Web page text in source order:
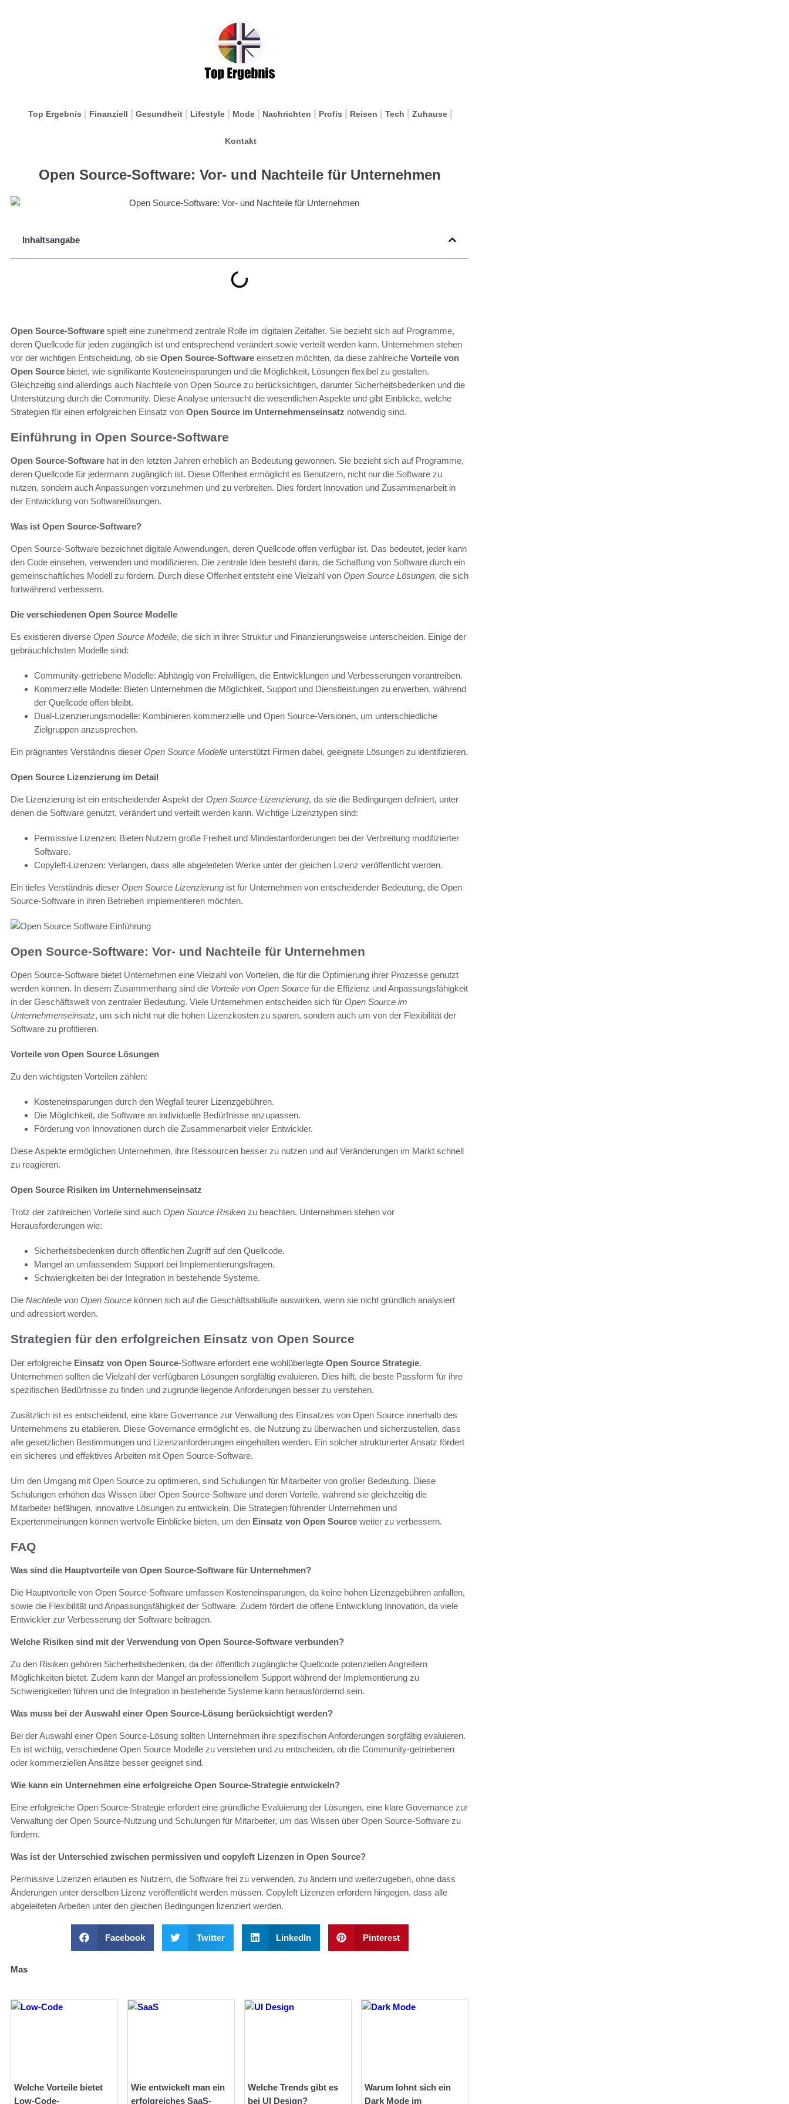
Top Ergebnis Finanziell Gesundheit Lifestyle Mode Nachrichten Profis Reisen Tech Zuhause
Kontakt
Open Source-Software: Vor- und Nachteile für Unternehmen
Inhaltsangabe
Open Source-Software spielt eine zunehmend zentrale Rolle im digitalen Zeitalter. Sie bezieht sich auf Programme,
deren Quellcode für jeden zugänglich ist und entsprechend verändert sowie verteilt werden kann. Unternehmen stehen
vor der wichtigen Entscheidung, ob sie Open Source-Software einsetzen möchten, da diese zahlreiche Vorteile von
Open Source bietet, wie signifikante Kosteneinsparungen und die Möglichkeit, Lösungen flexibel zu gestalten.
Gleichzeitig sind allerdings auch Nachteile von Open Source zu berücksichtigen, darunter Sicherheitsbedenken und die
Unterstützung durch die Community. Diese Analyse untersucht die wesentlichen Aspekte und gibt Einblicke, welche
Strategien für einen erfolgreichen Einsatz von Open Source im Unternehmenseinsatz notwendig sind.
Einführung in Open Source-Software
Open Source-Software hat in den letzten Jahren erheblich an Bedeutung gewonnen. Sie bezieht sich auf Programme,
deren Quellcode für jedermann zugänglich ist. Diese Offenheit ermöglicht es Benutzern, nicht nur die Software zu
nutzen, sondern auch Anpassungen vorzunehmen und zu verbreiten. Dies fördert Innovation und Zusammenarbeit in
der Entwicklung von Softwarelösungen.
Was ist Open Source-Software?
Open Source-Software bezeichnet digitale Anwendungen, deren Quellcode offen verfügbar ist. Das bedeutet, jeder kann
den Code einsehen, verwenden und modifizieren. Die zentrale Idee besteht darin, die Schaffung von Software durch ein
gemeinschaftliches Modell zu fördern. Durch diese Offenheit entsteht eine Vielzahl von Open Source Lösungen, die sich
fortwährend verbessern.
Die verschiedenen Open Source Modelle
Es existieren diverse Open Source Modelle, die sich in ihrer Struktur und Finanzierungsweise unterscheiden. Einige der
gebräuchlichsten Modelle sind:
Community-getriebene Modelle: Abhängig von Freiwilligen, die Entwicklungen und Verbesserungen vorantreiben.
Kommerzielle Modelle: Bieten Unternehmen die Möglichkeit, Support und Dienstleistungen zu erwerben, während
der Quellcode offen bleibt.
Dual-Lizenzierungsmodelle: Kombinieren kommerzielle und Open Source-Versionen, um unterschiedliche
Zielgruppen anzusprechen.
Ein prägnantes Verständnis dieser Open Source Modelle unterstützt Firmen dabei, geeignete Lösungen zu identifizieren.
Open Source Lizenzierung im Detail
Die Lizenzierung ist ein entscheidender Aspekt der Open Source-Lizenzierung, da sie die Bedingungen definiert, unter
denen die Software genutzt, verändert und verteilt werden kann. Wichtige Lizenztypen sind:
Permissive Lizenzen: Bieten Nutzern große Freiheit und Mindestanforderungen bei der Verbreitung modifizierter
Software.
Copyleft-Lizenzen: Verlangen, dass alle abgeleiteten Werke unter der gleichen Lizenz veröffentlicht werden.
Ein tiefes Verständnis dieser Open Source Lizenzierung ist für Unternehmen von entscheidender Bedeutung, die Open
Source-Software in ihren Betrieben implementieren möchten.
Open Source-Software: Vor- und Nachteile für Unternehmen
Open Source-Software bietet Unternehmen eine Vielzahl von Vorteilen, die für die Optimierung ihrer Prozesse genutzt
werden können. In diesem Zusammenhang sind die Vorteile von Open Source für die Effizienz und Anpassungsfähigkeit
in der Geschäftswelt von zentraler Bedeutung. Viele Unternehmen entscheiden sich für Open Source im
Unternehmenseinsatz, um sich nicht nur die hohen Lizenzkosten zu sparen, sondern auch um von der Flexibilität der
Software zu profitieren.
Vorteile von Open Source Lösungen
Zu den wichtigsten Vorteilen zählen:
Kosteneinsparungen durch den Wegfall teurer Lizenzgebühren.
Die Möglichkeit, die Software an individuelle Bedürfnisse anzupassen.
Förderung von Innovationen durch die Zusammenarbeit vieler Entwickler.
Diese Aspekte ermöglichen Unternehmen, ihre Ressourcen besser zu nutzen und auf Veränderungen im Markt schnell
zu reagieren.
Open Source Risiken im Unternehmenseinsatz
Trotz der zahlreichen Vorteile sind auch Open Source Risiken zu beachten. Unternehmen stehen vor
Herausforderungen wie:
Sicherheitsbedenken durch öffentlichen Zugriff auf den Quellcode.
Mangel an umfassendem Support bei Implementierungsfragen.
Schwierigkeiten bei der Integration in bestehende Systeme.
Die Nachteile von Open Source können sich auf die Geschäftsabläufe auswirken, wenn sie nicht gründlich analysiert
und adressiert werden.
Strategien für den erfolgreichen Einsatz von Open Source
Der erfolgreiche Einsatz von Open Source-Software erfordert eine wohlüberlegte Open Source Strategie.
Unternehmen sollten die Vielzahl der verfügbaren Lösungen sorgfältig evaluieren. Dies hilft, die beste Passform für ihre
spezifischen Bedürfnisse zu finden und zugrunde liegende Anforderungen besser zu verstehen.
Zusätzlich ist es entscheidend, eine klare Governance zur Verwaltung des Einsatzes von Open Source innerhalb des
Unternehmens zu etablieren. Diese Governance ermöglicht es, die Nutzung zu überwachen und sicherzustellen, dass
alle gesetzlichen Bestimmungen und Lizenzanforderungen eingehalten werden. Ein solcher strukturierter Ansatz fördert
ein sicheres und effektives Arbeiten mit Open Source-Software.
Um den Umgang mit Open Source zu optimieren, sind Schulungen für Mitarbeiter von großer Bedeutung. Diese
Schulungen erhöhen das Wissen über Open Source-Software und deren Vorteile, während sie gleichzeitig die
Mitarbeiter befähigen, innovative Lösungen zu entwickeln. Die Strategien führender Unternehmen und
Expertenmeinungen können wertvolle Einblicke bieten, um den Einsatz von Open Source weiter zu verbessern.
FAQ
Was sind die Hauptvorteile von Open Source-Software für Unternehmen?
Die Hauptvorteile von Open Source-Software umfassen Kosteneinsparungen, da keine hohen Lizenzgebühren anfallen,
sowie die Flexibilität und Anpassungsfähigkeit der Software. Zudem fördert die offene Entwicklung Innovation, da viele
Entwickler zur Verbesserung der Software beitragen.
Welche Risiken sind mit der Verwendung von Open Source-Software verbunden?
Zu den Risiken gehören Sicherheitsbedenken, da der öffentlich zugängliche Quellcode potenziellen Angreifern
Möglichkeiten bietet. Zudem kann der Mangel an professionellem Support während der Implementierung zu
Schwierigkeiten führen und die Integration in bestehende Systeme kann herausfordernd sein.
Was muss bei der Auswahl einer Open Source-Lösung berücksichtigt werden?
Bei der Auswahl einer Open Source-Lösung sollten Unternehmen ihre spezifischen Anforderungen sorgfältig evaluieren.
Es ist wichtig, verschiedene Open Source Modelle zu verstehen und zu entscheiden, ob die Community-getriebenen
oder kommerziellen Ansätze besser geeignet sind.
Wie kann ein Unternehmen eine erfolgreiche Open Source-Strategie entwickeln?
Eine erfolgreiche Open Source-Strategie erfordert eine gründliche Evaluierung der Lösungen, eine klare Governance zur
Verwaltung der Open Source-Nutzung und Schulungen für Mitarbeiter, um das Wissen über Open Source-Software zu
fördern.
Was ist der Unterschied zwischen permissiven und copyleft Lizenzen in Open Source?
Permissive Lizenzen erlauben es Nutzern, die Software frei zu verwenden, zu ändern und weiterzugeben, ohne dass
Änderungen unter derselben Lizenz veröffentlicht werden müssen. Copyleft Lizenzen erfordern hingegen, dass alle
abgeleiteten Arbeiten unter den gleichen Bedingungen lizenziert werden.
Facebook Twitter LinkedIn Pinterest
Mas
Welche Vorteile bietet
Low-Code-
Wie entwickelt man ein
erfolgreiches SaaS-
Welche Trends gibt es
bei UI Design?
Warum lohnt sich ein
Dark Mode im